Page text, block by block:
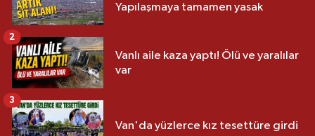
Yapılaşmaya tamamen yasak
Vanlı aile kaza yaptı! Ölü ve yaralılar
var
2
Van'da yüzlerce kız tesettüre girdi
3